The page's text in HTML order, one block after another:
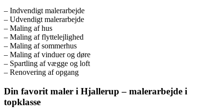
– Indvendigt malerarbejde
– Udvendigt malerarbejde
– Maling af hus
– Maling af flyttelejlighed
– Maling af sommerhus
– Maling af vinduer og døre
– Spartling af vægge og loft
– Renovering af opgang
Din favorit maler i Hjallerup – malerarbejde i
topklasse